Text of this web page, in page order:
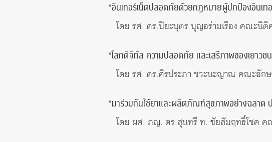
“อินเทอร์เน็ตปลอดภัยด้วยกฎหมายผู้ปกป้องอินเ
โดย รศ. ดร.ปิยะบุตร บุญอร่ามเรือง คณะนิติ
“โลกดิจิทัล ความปลอดภัย และเสรีภาพของเยาว
โดย รศ. ดร.ศิรประภา ชวะนะญาณ คณะอัก
“มาร่วมกันใช้ยาและผลิตภัณฑ์สุขภาพอย่างฉลาด
โดย ผศ. ภญ. ดร.สุนทรี ท. ชัยสัมฤทธิ์โชค ค